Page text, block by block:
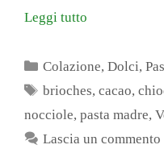
Leggi tutto
Categorie
Colazione,Dolci,
Tag
brioches,cacao,
nocciole, pasta madre,
Lascia un commento